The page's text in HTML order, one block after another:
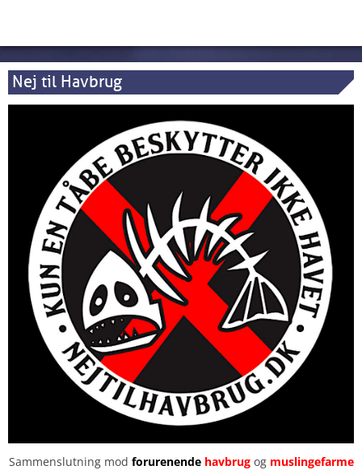
Nej til Havbrug
Sammenslutning mod forurenendehavbrugog muslingefarme